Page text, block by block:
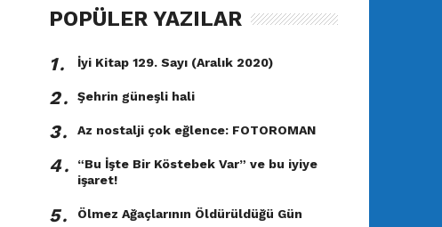
POPÜLER YAZILAR
1․ İyi Kitap 129. Sayı (Aralık 2020)
2․ Şehrin güneşli hali
3․ Az nostalji çok eğlence: FOTOROMAN
4․
“Bu İşte Bir Köstebek Var” ve bu iyiye
işaret!
5․ Ölmez Ağaçlarının Öldürüldüğü Gün